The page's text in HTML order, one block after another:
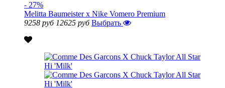
- 27%
Melitta Baumeister x Nike Vomero Premium
9258 руб 12625 руб Выбрать